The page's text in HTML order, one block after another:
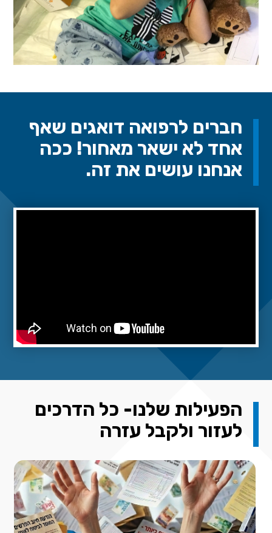
חברים לרפואה דואגים שאף
אחד לא ישאר מאחור! ככה
אנחנו עושים את זה.
הפעילות שלנו- כל הדרכים
לעזור ולקבל עזרה